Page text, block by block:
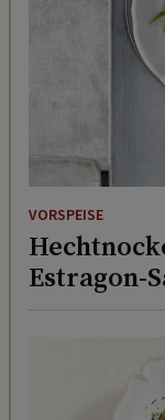
VORSPEISE
Hechtnockerl mit
Estragon-